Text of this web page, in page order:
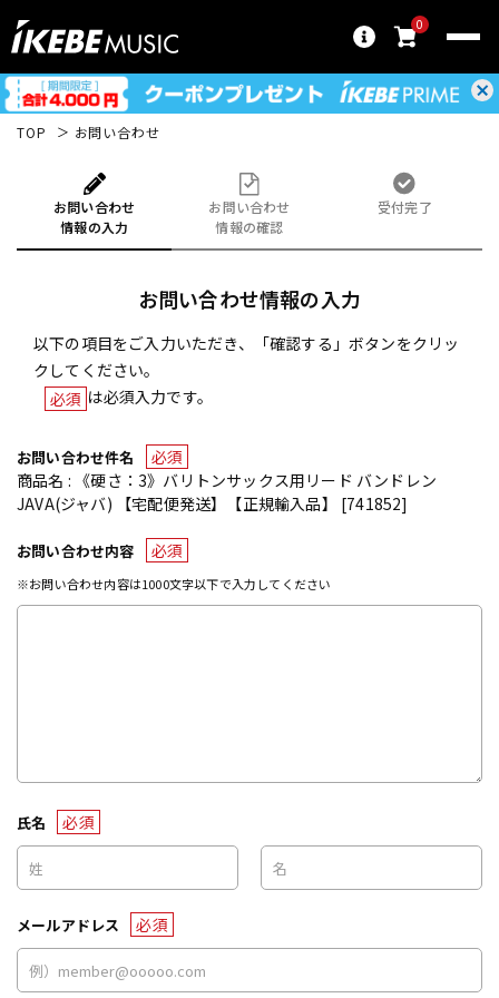
0
TOP お問い合わせ
お問い合わせ
情報の入力
お問い合わせ
情報の確認
受付完了
お問い合わせ情報の入力
以下の項目をご入力いただき、「確認する」ボタンをクリッ
クしてください。
必須 は必須入力です。
お問い合わせ件名
必須
商品名 : 《硬さ：3》バリトンサックス用リード バンドレン
JAVA(ジャバ) 【宅配便発送】【正規輸入品】 [741852]
お問い合わせ内容 必須
※お問い合わせ内容は1000文字以下で入力してください
氏名 必須
メールアドレス 必須